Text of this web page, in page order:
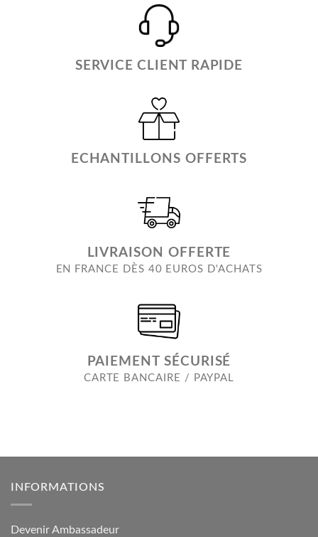
SERVICE CLIENT RAPIDE
ECHANTILLONS OFFERTS
LIVRAISON OFFERTE
EN FRANCE DÈS 40 EUROS D'ACHATS
PAIEMENT SÉCURISÉ
CARTE BANCAIRE / PAYPAL
INFORMATIONS
Devenir Ambassadeur